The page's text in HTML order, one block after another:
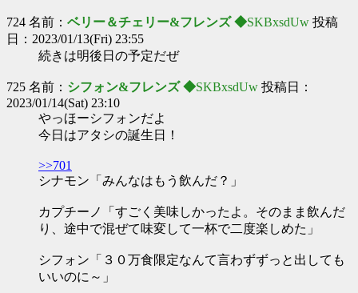
724 名前： ベリー＆チェリー&フレンズ ◆SKBxsdUw 投稿
日：2023/01/13(Fri) 23:55
続きは明後日の予定だぜ
725 名前： シフォン&フレンズ ◆SKBxsdUw 投稿日：
2023/01/14(Sat) 23:10
やっほーシフォンだよ
今日はアタシの誕生日！
>>701
シナモン「みんなはもう飲んだ？」
カプチーノ「すごく美味しかったよ。そのまま飲んだ
り、途中で混ぜて味変して一杯で二度楽しめた」
シフォン「３０万食限定なんて言わずずっと出しても
いいのに～」